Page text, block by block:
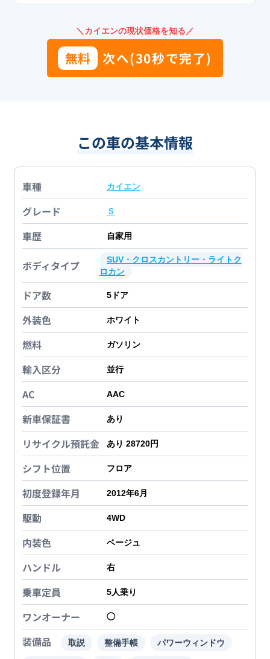
＼カイエンの現状価格を知る／
無料 次へ(30秒で完了)
この車の基本情報
車種 カイエン
グレード Ｓ
車歴 自家用
ボディタイプ
SUV・クロスカントリー・ライトク
ロカン
ドア数 5 ドア
外装色 ホワイト
燃料 ガソリン
輸入区分 並行
AC AAC
新車保証書 あり
リサイクル預託金 あり 28720円
シフト位置 フロア
初度登録年月 2012年6月
駆動 4WD
内装色 ベージュ
ハンドル 右
乗車定員 5人乗り
ワンオーナー ◯
装備品 取説 整備手帳 パワーウィンドウ